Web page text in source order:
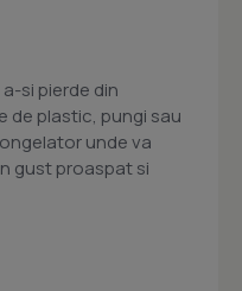
si pierde din
de plastic, pungi sau
unde va
gust proaspat si